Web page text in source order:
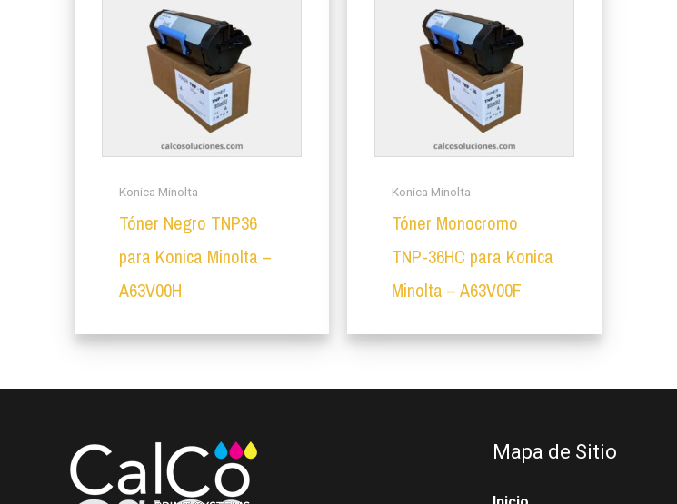
Konica Minolta
Tóner Negro TNP36
para Konica Minolta –
A63V00H
Konica Minolta
Tóner Monocromo
TNP-36HC para Konica
Minolta – A63V00F
Mapa de Sitio